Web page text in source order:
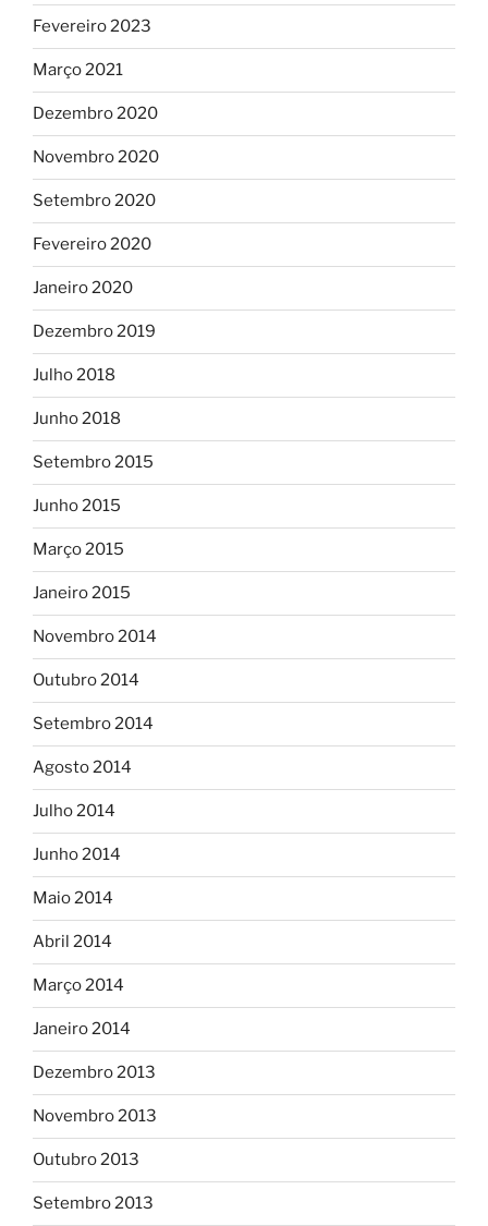
Fevereiro 2023
Março 2021
Dezembro 2020
Novembro 2020
Setembro 2020
Fevereiro 2020
Janeiro 2020
Dezembro 2019
Julho 2018
Junho 2018
Setembro 2015
Junho 2015
Março 2015
Janeiro 2015
Novembro 2014
Outubro 2014
Setembro 2014
Agosto 2014
Julho 2014
Junho 2014
Maio 2014
Abril 2014
Março 2014
Janeiro 2014
Dezembro 2013
Novembro 2013
Outubro 2013
Setembro 2013